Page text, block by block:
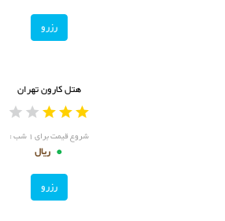
رزرو
هتل کارون تهران
شروع قیمت برای ۱ شب :
0 ریال
رزرو